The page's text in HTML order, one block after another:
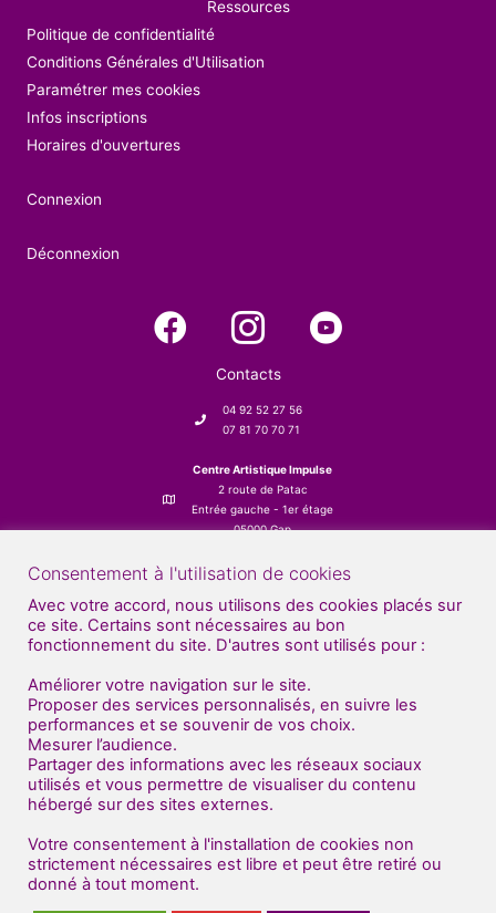
Ressources
Politique de confidentialité
Conditions Générales d'Utilisation
Paramétrer mes cookies
Infos inscriptions
Horaires d'ouvertures
Connexion
Déconnexion
Contacts
04 92 52 27 56
07 81 70 70 71
Centre Artistique Impulse
2 route de Patac
Entrée gauche - 1er étage
05000 Gap
© Centre Artistique Impulse 2021
Consentement à l'utilisation de cookies
Avec votre accord, nous utilisons des cookies placés sur
ce site. Certains sont nécessaires au bon
fonctionnement du site. D'autres sont utilisés pour :
Améliorer votre navigation sur le site.
Proposer des services personnalisés, en suivre les
performances et se souvenir de vos choix.
Mesurer l’audience.
Partager des informations avec les réseaux sociaux
utilisés et vous permettre de visualiser du contenu
hébergé sur des sites externes.
Votre consentement à l'installation de cookies non
strictement nécessaires est libre et peut être retiré ou
donné à tout moment.